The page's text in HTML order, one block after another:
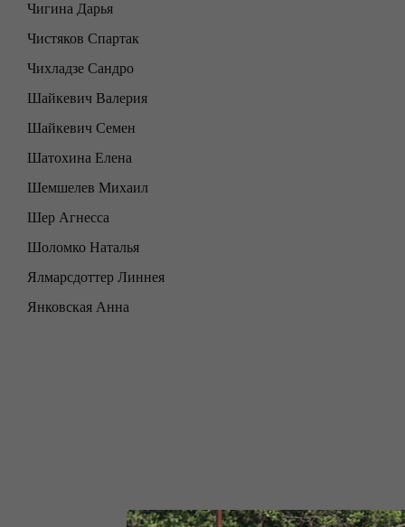
Чигина Дарья
Чистяков Спартак
Чихладзе Сандро
Шайкевич Валерия
Шайкевич Семен
Шатохина Елена
Шемшелев Михаил
Шер Агнесса
Шоломко Наталья
Ялмарсдоттер Линнея
Янковская Анна